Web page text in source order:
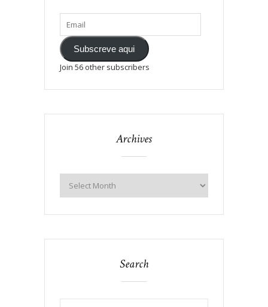
Subscreve aqui
Join 56 other subscribers
Archives
Search